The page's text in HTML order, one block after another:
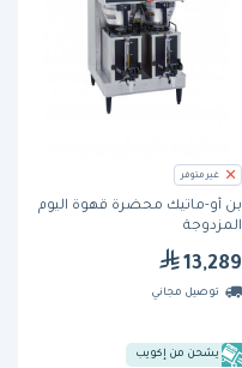
غير متوفر
بن أو-ماتيك محضرة قهوة اليوم
المزدوجة
13,289
توصيل مجاني
يشحن من إكويب